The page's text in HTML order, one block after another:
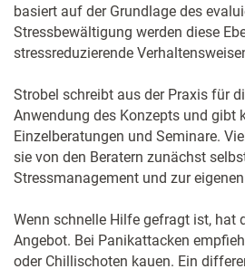
basiert auf der Grundlage des
Stressbewältigung werden diese
stressreduzierende
Strobel schreibt aus der Praxis für
Anwendung des Konzepts und gibt
Einzelberatungen und Seminare.
sie von den Beratern zunächst
Stressmanagement und zur
Wenn schnelle Hilfe gefragt ist, hat
Angebot. Bei Panikattacken
oder Chillischoten kauen. Ein